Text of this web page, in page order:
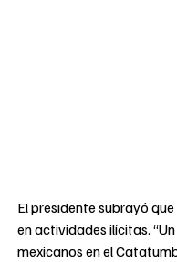
El presidente subrayó
en actividades ilícitas.
mexicanos en el